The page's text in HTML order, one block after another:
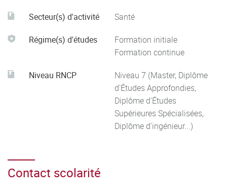
Secteur(s) d'activité Santé
Régime(s) d'études
Formation initiale
Formation continue
Niveau RNCP
Niveau 7 (Master, Diplôme
d'Études Approfondies,
Diplôme d'Études
Supérieures Spécialisées,
Diplôme d'ingénieur...)
Contact scolarité